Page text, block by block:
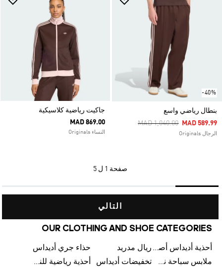
-40%
بنطال رياضي واسع
Price Reduced From
MAD 1,040.00ToMAD 589.99
الرجال Originals
جاكيت رياضية كلاسيكية
MAD 869.00
النساء Originals
صفحة 1 ل 5
التالي
OUR CLOTHING AND SHOE CATEGORIES
أحذية أديداس أصلية ريال مدريد
حذاء جري أديداس
ملابس سباحة نسائية من أديداس
تخفيضات أديداس
أحذية رياضية للنساء